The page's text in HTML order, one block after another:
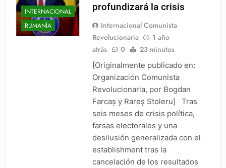
INTERNACIONAL
RUMANÍA
profundizará la crisis
Internacional Comunista
Revolucionaria
1 año
atrás
0 23 minutos
[Originalmente publicado en:
Organización Comunista
Revolucionaria, por Bogdan
Farcaș y Rareș Stoleru] Tras
seis meses de crisis política,
farsas electorales y una
desilusión generalizada con el
establishment tras la
cancelación de los resultados